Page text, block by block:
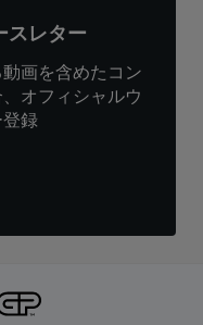
スレター
画を含めたコン
オフィシャルウ
登録